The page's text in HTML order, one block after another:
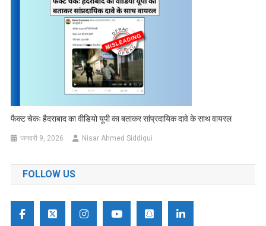
फैक्ट चेकः हैदराबाद का वीडियो यूपी का बताकर सांप्रदायिक दावे के साथ वायरल
जनवरी 9, 2026 Nisar Ahmed Siddiqui
FOLLOW US